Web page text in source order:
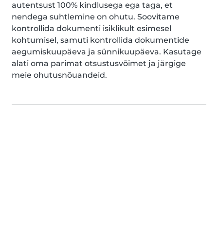
autentsust 100% kindlusega ega taga, et
nendega suhtlemine on ohutu. Soovitame
kontrollida dokumenti isiklikult esimesel
kohtumisel, samuti kontrollida dokumentide
aegumiskuupäeva ja sünnikuupäeva. Kasutage
alati oma parimat otsustusvõimet ja järgige
meie ohutusnõuandeid.